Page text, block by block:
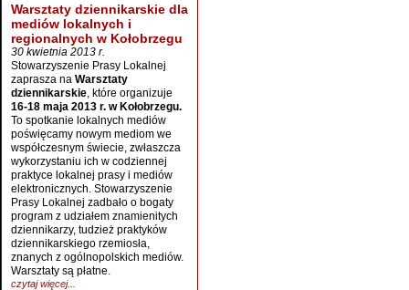
Warsztaty dziennikarskie dla
mediów lokalnych i
regionalnych w Kołobrzegu
30 kwietnia 2013 r.
Stowarzyszenie Prasy Lokalnej
zaprasza na Warsztaty
dziennikarskie , które organizuje
16-18 maja 2013 r. w Kołobrzegu.
To spotkanie lokalnych mediów
poświęcamy nowym mediom we
współczesnym świecie, zwłaszcza
wykorzystaniu ich w codziennej
praktyce lokalnej prasy i mediów
elektronicznych. Stowarzyszenie
Prasy Lokalnej zadbało o bogaty
program z udziałem znamienitych
dziennikarzy, tudzież praktyków
dziennikarskiego rzemiosła,
znanych z ogólnopolskich mediów.
Warsztaty są płatne.
czytaj więcej...